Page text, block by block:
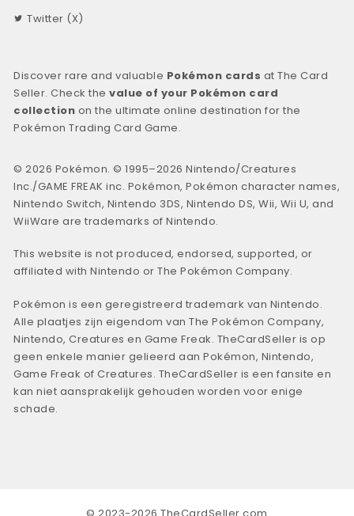
Twitter (X)
Discover rare and valuable Pokémon cards at The Card
Seller. Check thevalue of your Pokémon card
collection on the ultimate online destination for the
Pokémon Trading Card Game.
© 2026 Pokémon. © 1995–2026 Nintendo/Creatures
Inc./GAME FREAK inc. Pokémon, Pokémon character names,
Nintendo Switch, Nintendo 3DS, Nintendo DS, Wii, Wii U, and
WiiWare are trademarks of Nintendo.
This website is not produced, endorsed, supported, or
affiliated with Nintendo or The Pokémon Company.
Pokémon is een geregistreerd trademark van Nintendo.
Alle plaatjes zijn eigendom van The Pokémon Company,
Nintendo, Creatures en Game Freak. TheCardSeller is op
geen enkele manier gelieerd aan Pokémon, Nintendo,
Game Freak of Creatures. TheCardSeller is een fansite en
kan niet aansprakelijk gehouden worden voor enige
schade.
© 2023-2026 TheCardSeller.com